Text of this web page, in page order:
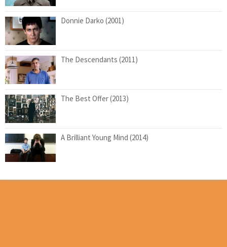
Donnie Darko (2001)
The Descendants (2011)
The Best Offer (2013)
A Brilliant Young Mind (2014)